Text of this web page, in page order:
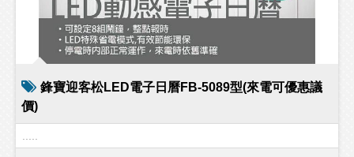
鋒寶迎客松LED電子日曆FB-5089型(來電可優惠議
價)